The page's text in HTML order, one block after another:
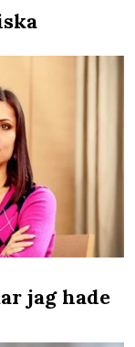
jag hade